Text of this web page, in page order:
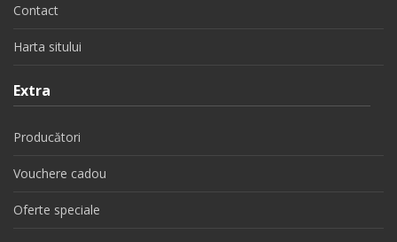
Contact
Harta sitului
Extra
Producători
Vouchere cadou
Oferte speciale